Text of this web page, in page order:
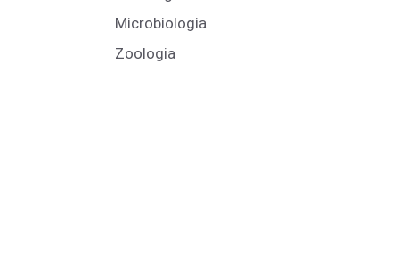
Microbiologia
Zoologia